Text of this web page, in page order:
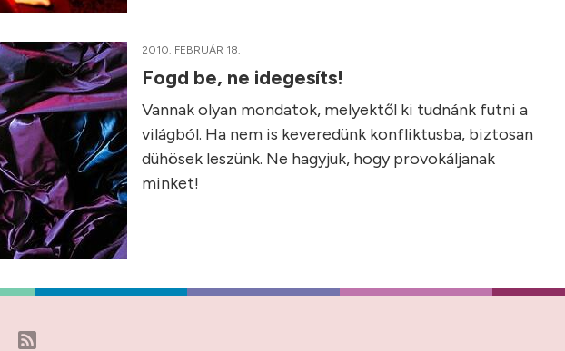
2010. FEBRUÁR 18.
Fogd be, ne idegesíts!
Vannak olyan mondatok, melyektől ki tudnánk futni a
világból. Ha nem is keveredünk konfliktusba, biztosan
dühösek leszünk. Ne hagyjuk, hogy provokáljanak
minket!